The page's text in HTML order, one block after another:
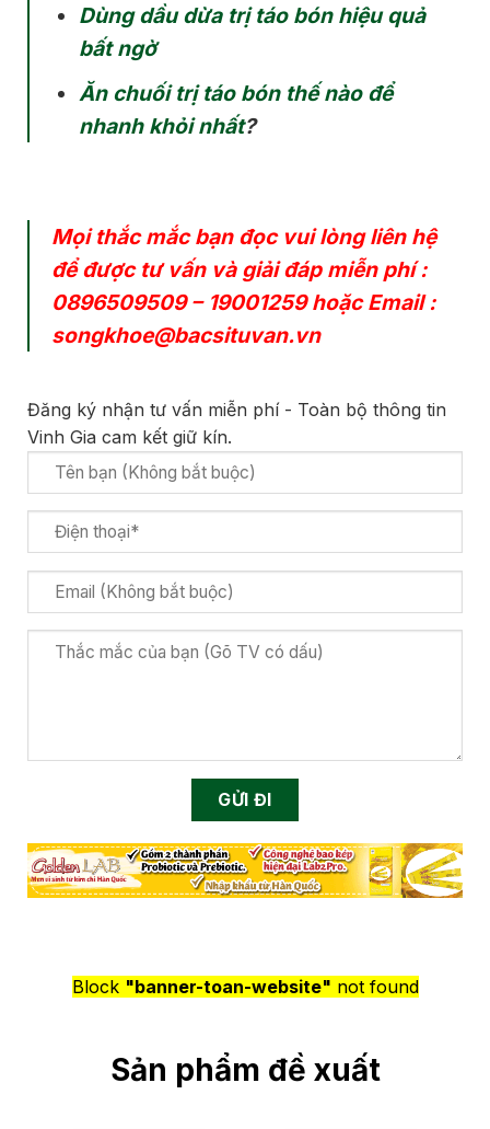
Dùng dầu dừa trị táo bón hiệu quả
bất ngờ
Ăn chuối trị táo bón thế nào để
nhanh khỏi nhất?
Mọi thắc mắc bạn đọc vui lòng liên hệ
để được tư vấn và giải đáp miễn phí :
0896509509– 19001259hoặc Email :
songkhoe@bacsituvan.vn
Đăng ký nhận tư vấn miễn phí - Toàn bộ thông tin
Vinh Gia cam kết giữ kín.
Block "banner-toan-website" not found
Sản phẩm đề xuất